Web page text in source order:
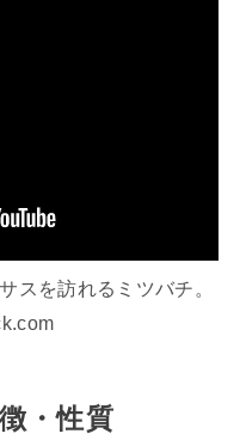
スを訪れるミツバチ。
・性質